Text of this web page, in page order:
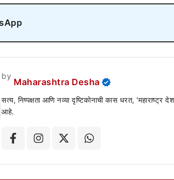
by
Maharashtra Desha
सत्य, निष्पक्षता आणि नव्या दृष्टिकोनाची कास धरत, 'महाराष्ट्र
आहे.